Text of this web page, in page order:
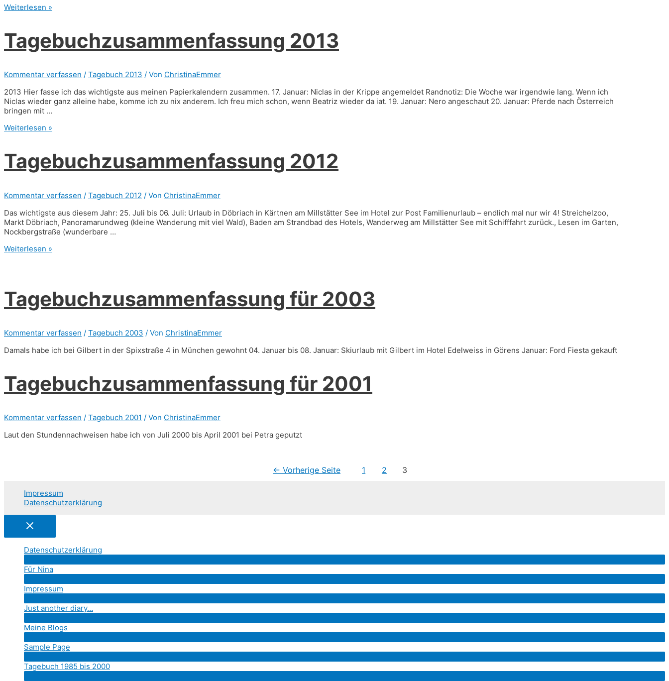
Tagebuchzusammenfassung
Weiterlesen »
Tagebuchzusammenfassung 2013
Kommentar verfassen / Tagebuch 2013 / Von ChristinaEmmer
2013 Hier fasse ich das wichtigste aus meinen Papierkalendern zusammen. 17. Januar: Niclas in der Krippe angemeldet Randnotiz: Die Woche war irgendwie lang. Wenn ich
Niclas wieder ganz alleine habe, komme ich zu nix anderem. Ich freu mich schon, wenn Beatriz wieder da iat. 19. Januar: Nero angeschaut 20. Januar: Pferde nach Österreich
bringen mit …
Tagebuchzusammenfassung
Weiterlesen »
Tagebuchzusammenfassung 2012
Kommentar verfassen / Tagebuch 2012 / Von ChristinaEmmer
Das wichtigste aus diesem Jahr: 25. Juli bis 06. Juli: Urlaub in Döbriach in Kärtnen am Millstätter See im Hotel zur Post Familienurlaub – endlich mal nur wir 4! Streichelzoo,
Markt Döbriach, Panoramarundweg (kleine Wanderung mit viel Wald), Baden am Strandbad des Hotels, Wanderweg am Millstätter See mit Schifffahrt zurück., Lesen im Garten,
Nockbergstraße (wunderbare …
Tagebuchzusammenfassung
Weiterlesen »
Tagebuchzusammenfassung für 2003
Kommentar verfassen / Tagebuch 2003 / Von ChristinaEmmer
Damals habe ich bei Gilbert in der Spixstraße 4 in München gewohnt 04. Januar bis 08. Januar: Skiurlaub mit Gilbert im Hotel Edelweiss in Görens Januar: Ford Fiesta gekauft
Tagebuchzusammenfassung für 2001
Kommentar verfassen / Tagebuch 2001 / Von ChristinaEmmer
Laut den Stundennachweisen habe ich von Juli 2000 bis April 2001 bei Petra geputzt
der
Beiträge
← Vorherige Seite 1 2 3
Impressum
Datenschutzerklärung
Datenschutzerklärung
Menü
Für Nina
Menü
Impressum
Menü
Just another diary…
Menü
Meine Blogs
Menü
Sample Page
Menü
Tagebuch 1985 bis 2000